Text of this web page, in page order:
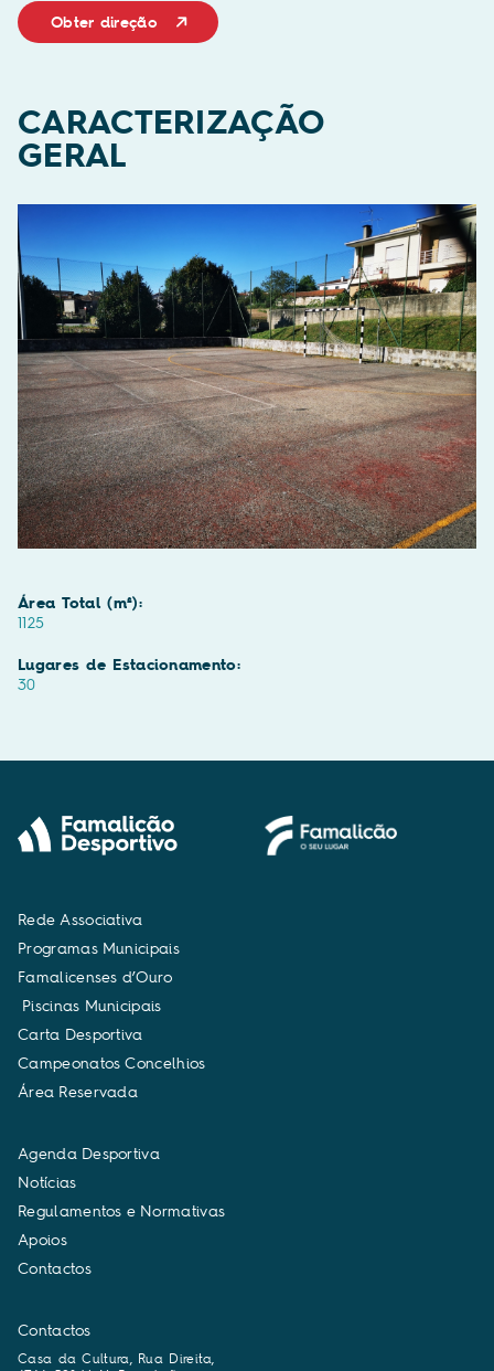
Obter direção
CARACTERIZAÇÃO
GERAL
Área Total (m²):
1125
Lugares de Estacionamento:
30
Rede Associativa
Programas Municipais
Famalicenses d’Ouro
Piscinas Municipais
Carta Desportiva
Campeonatos Concelhios
Área Reservada
Agenda Desportiva
Notícias
Regulamentos e Normativas
Apoios
Contactos
Contactos
Casa da Cultura, Rua Direita,